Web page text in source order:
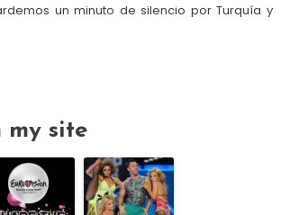
un minuto de silencio por Turquía y
my site